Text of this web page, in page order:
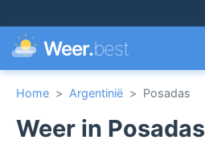
Weer.best
Home > Argentinië > Posadas
Weer in